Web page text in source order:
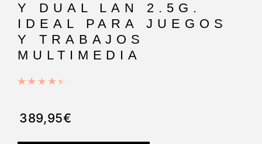
Y DUAL LAN 2.5G.
IDEAL PARA JUEGOS
Y TRABAJOS
MULTIMEDIA
389,95€